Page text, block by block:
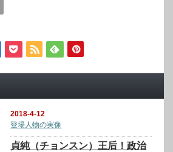
2018-4-12
登場人物の実像
貞純（チョンスン）王后！政治